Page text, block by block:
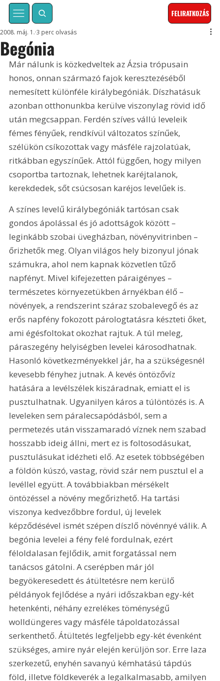
FELIRATKOZÁS
Begónia
2008. máj. 1. 3 perc olvasás
Már nálunk is közkedveltek az Ázsia trópusain
honos, onnan származó fajok keresztezéséből
nemesített különféle királybegóniák. Díszhatásuk
azonban otthonunkba kerülve viszonylag rövid idő
után megcsappan. Ferdén szíves vállú leveleik
fémes fényűek, rendkívül változatos színűek,
szélükön csíkozottak vagy másféle rajzolatúak,
ritkábban egyszínűek. Attól függően, hogy milyen
csoportba tartoznak, lehetnek karéjtalanok,
kerekdedek, sőt csúcsosan karéjos levelűek is.
A színes levelű királybegóniák tartósan csak
gondos ápolással és jó adottságok között –
leginkább szobai üvegházban, növényvitrinben –
őrizhetők meg. Olyan világos hely bizonyul jónak
számukra, ahol nem kapnak közvetlen tűző
napfényt. Mivel kifejezetten páraigényes –
természetes környezetükben árnyékban élő –
növények, a rendszerint száraz szobalevegő és az
erős napfény fokozott párologtatásra készteti őket,
ami égésfoltokat okozhat rajtuk. A túl meleg,
páraszegény helyiségben levelei károsodhatnak.
Hasonló következményekkel jár, ha a szükségesnél
kevesebb fényhez jutnak. A kevés öntözővíz
hatására a levélszélek kiszáradnak, emiatt el is
pusztulhatnak. Ugyanilyen káros a túlöntözés is. A
leveleken sem páralecsapódásból, sem a
permetezés után visszamaradó víznek nem szabad
hosszabb ideig állni, mert ez is foltosodásukat,
pusztulásukat idézheti elő. Az esetek többségében
a földön kúszó, vastag, rövid szár nem pusztul el a
levéllel együtt. A továbbiakban mérsékelt
öntözéssel a növény megőrizhető. Ha tartási
viszonya kedvezőbbre fordul, új levelek
képződésével ismét szépen díszlő növénnyé válik. A
begónia levelei a fény felé fordulnak, ezért
féloldalasan fejlődik, amit forgatással nem
tanácsos gátolni. A cserépben már jól
begyökeresedett és átültetésre nem kerülő
példányok fejlődése a nyári időszakban egy-két
hetenkénti, néhány ezrelékes töménységű
wolldüngeres vagy másféle tápoldatozással
serkenthető. Átültetés legfeljebb egy-két évenként
szükséges, amire nyár elején kerüljön sor. Erre laza
szerkezetű, enyhén savanyú kémhatású tápdús
föld, illetve földkeverék a legalkalmasabb, amilyen